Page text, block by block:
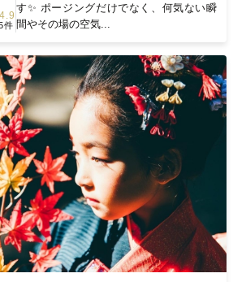
4.9
件
す✨ ポージングだけでなく、何気ない瞬
間やその場の空気...